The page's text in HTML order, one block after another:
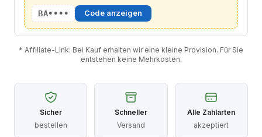
BA•••• Code anzeigen
* Affiliate-Link: Bei Kauf erhalten wir eine kleine Provision. Für Sie
entstehen keine Mehrkosten.
Sicher
bestellen
Schneller
Versand
Alle Zahlarten
akzeptiert